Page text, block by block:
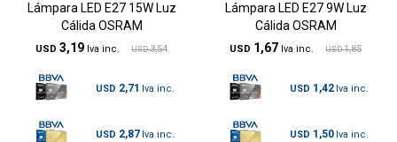
Lámpara LED E27 15W Luz
Cálida OSRAM
USD 3,19 USD 3,54
USD 2,71
USD 2,87
Lámpara LED E27 9W Luz
Cálida OSRAM
USD 1,67 USD 1,85
USD 1,42
USD 1,50